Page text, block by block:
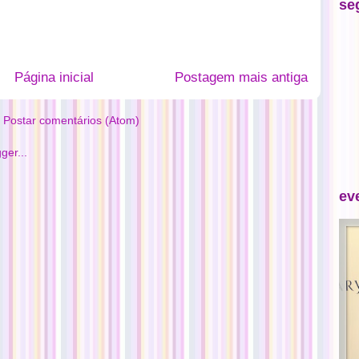
Postagem mais antiga
Página inicial
Postar comentários (Atom)